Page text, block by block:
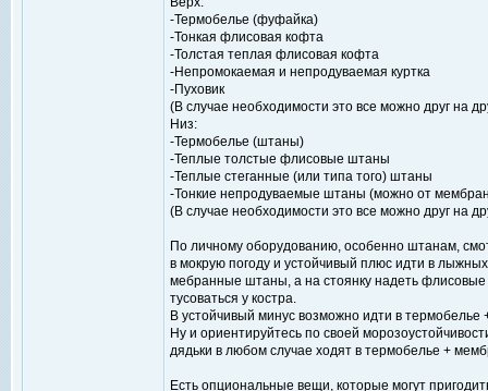
-Термобелье (фуфайка)
-Тонкая флисовая кофта
-Толстая теплая флисовая кофта
-Непромокаемая и непродуваемая куртка
-Пуховик
(В случае необходимости это все можно друг на
Низ:
-Термобелье (штаны)
-Теплые толстые флисовые штаны
-Теплые стеганные (или типа того) штаны
-Тонкие непродуваемые штаны (можно от
(В случае необходимости это все можно друг на
По личному оборудованию, особенно штанам,
в мокрую погоду и устойчивый плюс идти в
мебранные штаны, а на стоянку надеть
тусоваться у костра.
В устойчивый минус возможно идти в
Ну и ориентируйтесь по своей
дядьки в любом случае ходят в термобелье +
Есть опциональные вещи, которые могут